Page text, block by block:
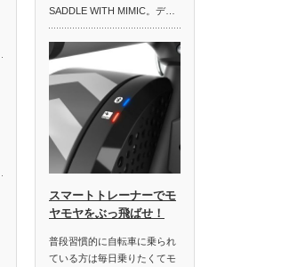
SADDLE WITH MIMIC。デ…
スマートトレーナーでモ
ヤモヤをぶっ飛ばせ！
普段習慣的に自転車に乗られ
ている方は毎日乗りたくてモ